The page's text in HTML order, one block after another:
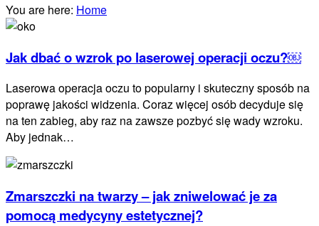
You are here: Home
Jak dbać o wzrok po laserowej operacji oczu?￼
Laserowa operacja oczu to popularny i skuteczny sposób na
poprawę jakości widzenia. Coraz więcej osób decyduje się
na ten zabieg, aby raz na zawsze pozbyć się wady wzroku.
Aby jednak…
Zmarszczki na twarzy – jak zniwelować je za
pomocą medycyny estetycznej?